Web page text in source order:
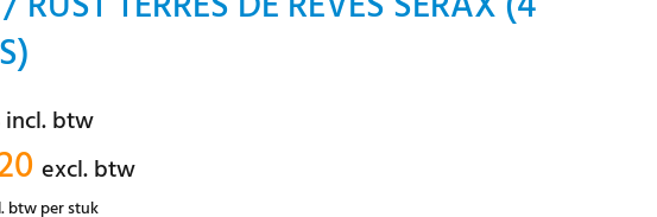
incl. btw
excl. btw
btw per stuk